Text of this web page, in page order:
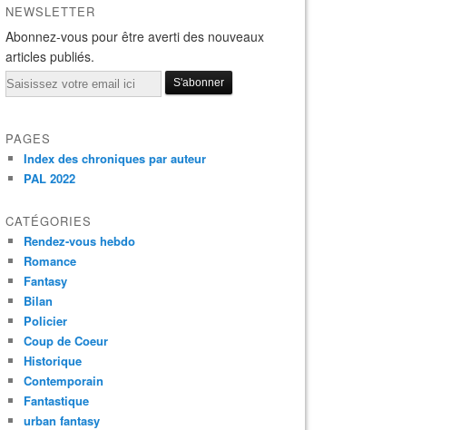
NEWSLETTER
Abonnez-vous pour être averti des nouveaux
articles publiés.
Email
PAGES
Index des chroniques par auteur
PAL 2022
CATÉGORIES
Rendez-vous hebdo
Romance
Fantasy
Bilan
Policier
Coup de Coeur
Historique
Contemporain
Fantastique
urban fantasy